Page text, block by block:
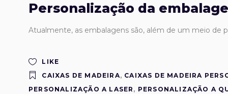
Personalização da
Atualmente, as embalagens são, além de um meio
LIKE
CAIXAS DE MADEIRA, CAIXAS DE MADEIRA
PERSONALIZAÇÃO A LASER , PERSONALIZAÇÃO A